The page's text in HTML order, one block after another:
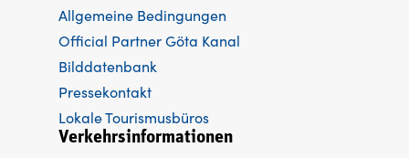
Allgemeine Bedingungen
Official Partner Göta Kanal
Bilddatenbank
Pressekontakt
Lokale Tourismusbüros
Verkehrsinformationen